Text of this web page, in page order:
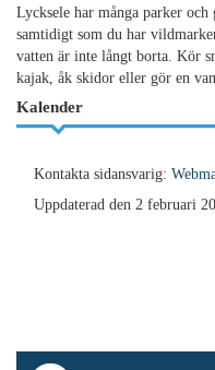
Lycksele har många parker
samtidigt som du har
vatten är inte långt borta. Kör
kajak, åk skidor eller gör en
Kalender
Kontakta sidansvarig:
Uppdaterad den 2 februari